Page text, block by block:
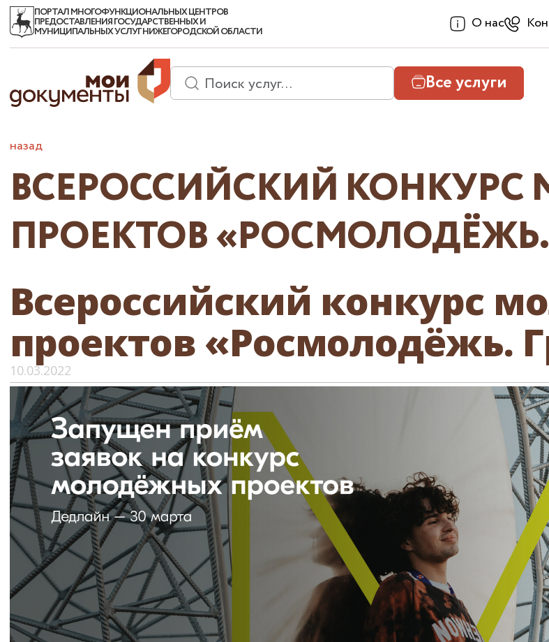
ПОРТАЛ МНОГОФУНКЦИОНАЛЬНЫХ ЦЕНТРОВ
ПРЕДОСТАВЛЕНИЯ ГОСУДАРСТВЕННЫХ И
МУНИЦИПАЛЬНЫХ УСЛУГ НИЖЕГОРОДСКОЙ ОБЛАСТИ О нас
Все услуги
назад
ВСЕРОССИЙСКИЙ
ПРОЕКТОВ «РОСМОЛОДЁЖЬ.
Всероссийский конкурс
проектов «Росмолодёжь.
10.03.2022